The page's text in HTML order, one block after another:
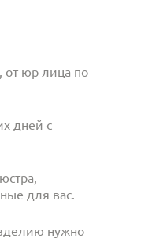
от юр лица по
дней с
для вас.
нужно